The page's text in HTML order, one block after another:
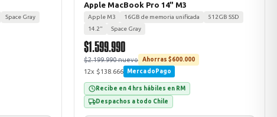
Space Gray
Apple MacBook Pro 14" M3
Apple M3 16GB de memoria unificada
512GB SSD
14.2"
Space Gray
$1.599.990
$2.199.990 nuevo Ahorras $600.000
12x $138.666 MercadoPago
Recibe en 4 hrs hábiles en RM
Despachos a todo Chile